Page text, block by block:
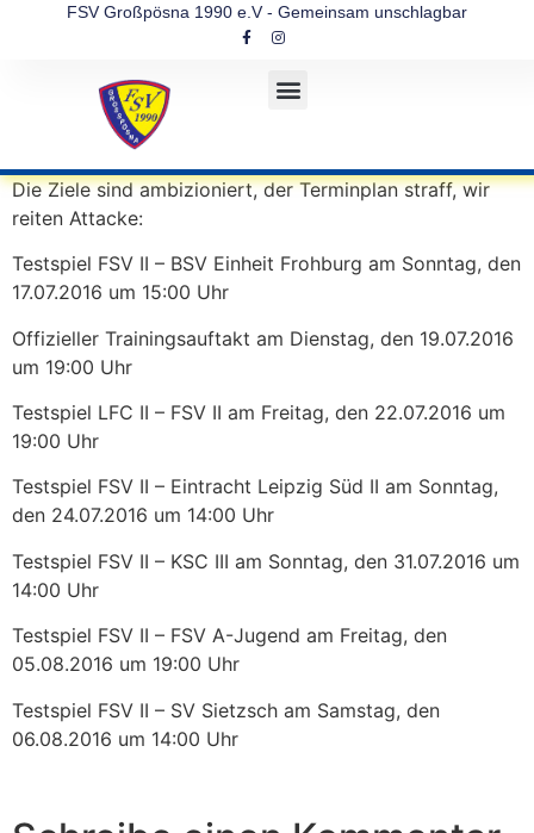
FSV Großpösna 1990 e.V - Gemeinsam unschlagbar
Die Ziele sind ambizioniert, der Terminplan straff, wir
reiten Attacke:
Testspiel FSV II – BSV Einheit Frohburg am Sonntag, den
17.07.2016 um 15:00 Uhr
Offizieller Trainingsauftakt am Dienstag, den 19.07.2016
um 19:00 Uhr
Testspiel LFC II – FSV II am Freitag, den 22.07.2016 um
19:00 Uhr
Testspiel FSV II – Eintracht Leipzig Süd II am Sonntag,
den 24.07.2016 um 14:00 Uhr
Testspiel FSV II – KSC III am Sonntag, den 31.07.2016 um
14:00 Uhr
Testspiel FSV II – FSV A-Jugend am Freitag, den
05.08.2016 um 19:00 Uhr
Testspiel FSV II – SV Sietzsch am Samstag, den
06.08.2016 um 14:00 Uhr